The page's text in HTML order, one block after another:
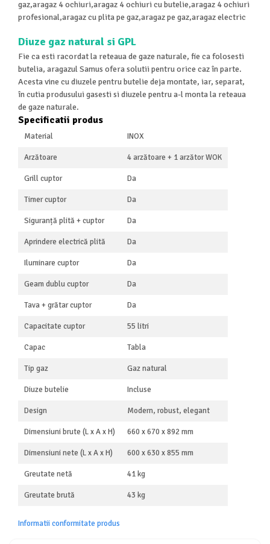
Diuze gaz natural si GPL
Fie ca esti racordat la reteaua de gaze naturale, fie ca folosesti
butelia, aragazul Samus ofera solutii pentru orice caz în parte.
Acesta vine cu diuzele pentru butelie deja montate, iar, separat,
în cutia produsului gasesti si diuzele pentru a-l monta la reteaua
de gaze naturale.
Specificatii produs
Material INOX
Arzătoare 4 arzătoare + 1 arzător WOK
Grill cuptor Da
Timer cuptor Da
Siguranță plită + cuptor Da
Aprindere electrică plită Da
Iluminare cuptor Da
Geam dublu cuptor Da
Tava + grătar cuptor Da
Capacitate cuptor 55 litri
Capac Tabla
Tip gaz Gaz natural
Diuze butelie Incluse
Design Modern, robust, elegant
Dimensiuni brute (L x A x H) 660 x 670 x 892 mm
Dimensiuni nete (L x A x H) 600 x 630 x 855 mm
Greutate netă 41 kg
Greutate brută 43 kg
Informatii conformitate produs